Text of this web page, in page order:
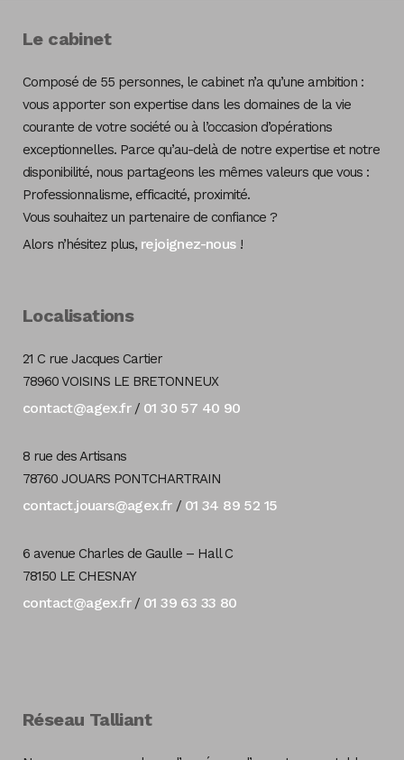
Le cabinet
Composé de 55 personnes, le cabinet n’a qu’une ambition :
vous apporter son expertise dans les domaines de la vie
courante de votre société ou à l’occasion d’opérations
exceptionnelles. Parce qu’au-delà de notre expertise et notre
disponibilité, nous partageons les mêmes valeurs que vous :
Professionnalisme, efficacité, proximité.
Vous souhaitez un partenaire de confiance ?
Alors n’hésitez plus, rejoignez-nous!
Localisations
21 C rue Jacques Cartier
78960 VOISINS LE BRETONNEUX
contact@agex.fr/ 01 30 57 40 90
8 rue des Artisans
78760 JOUARS PONTCHARTRAIN
contact.jouars@agex.fr/ 01 34 89 52 15
6 avenue Charles de Gaulle – Hall C
78150 LE CHESNAY
contact@agex.fr/ 01 39 63 33 80
Réseau Talliant